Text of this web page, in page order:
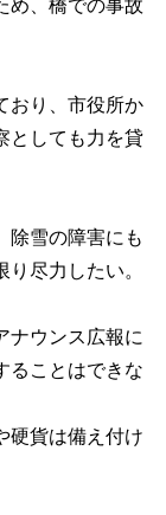
め、橋での事故
おり、市役所か
としても力を貸
除雪の障害にも
尽力したい。
ナウンス広報に
ることはできな
硬貨は備え付け